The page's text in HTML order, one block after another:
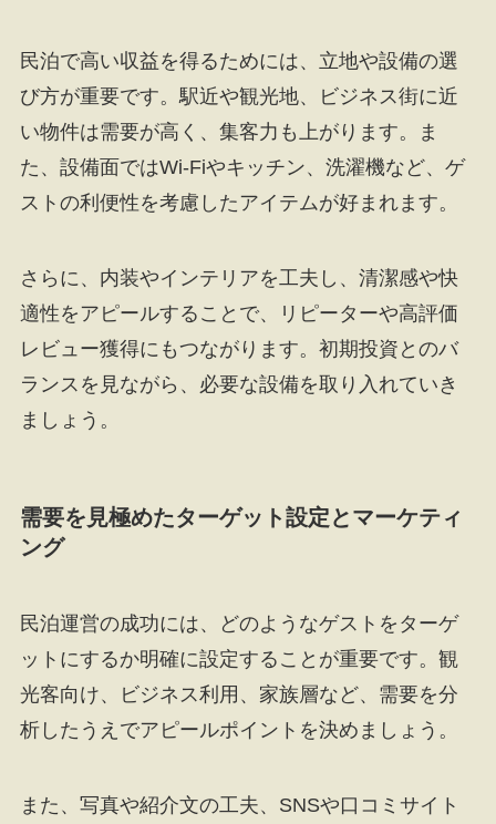
民泊で高い収益を得るためには、立地や設備の選
び方が重要です。駅近や観光地、ビジネス街に近
い物件は需要が高く、集客力も上がります。ま
た、設備面ではWi-Fiやキッチン、洗濯機など、ゲ
ストの利便性を考慮したアイテムが好まれます。
さらに、内装やインテリアを工夫し、清潔感や快
適性をアピールすることで、リピーターや高評価
レビュー獲得にもつながります。初期投資とのバ
ランスを見ながら、必要な設備を取り入れていき
ましょう。
需要を見極めたターゲット設定とマーケティ
ング
民泊運営の成功には、どのようなゲストをターゲ
ットにするか明確に設定することが重要です。観
光客向け、ビジネス利用、家族層など、需要を分
析したうえでアピールポイントを決めましょう。
また、写真や紹介文の工夫、SNSや口コミサイト